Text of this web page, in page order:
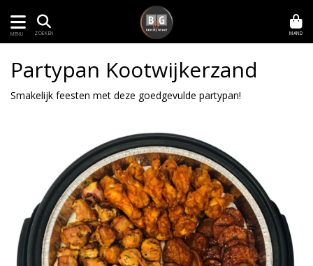
MENU ZOEKEN MAND
Partypan Kootwijkerzand
Smakelijk feesten met deze goedgevulde partypan!